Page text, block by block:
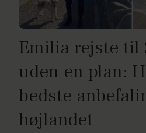
Emilia rejste til
uden en plan:
bedste
højlandet